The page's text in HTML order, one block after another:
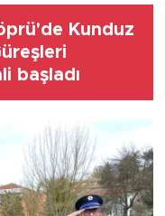
Kunduz
başladı